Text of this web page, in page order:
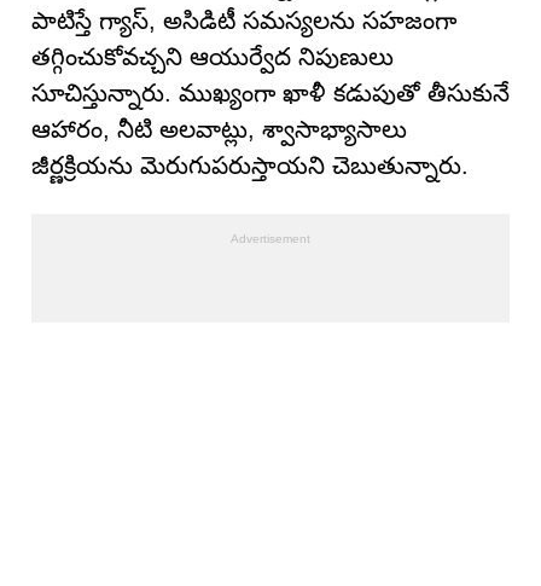
పాటిస్తే గ్యాస్, అసిడిటీ సమస్యలను సహజంగా
తగ్గించుకోవచ్చని ఆయుర్వేద నిపుణులు
సూచిస్తున్నారు. ముఖ్యంగా ఖాళీ కడుపుతో తీసుకునే
ఆహారం, నీటి అలవాట్లు, శ్వాసాభ్యాసాలు
జీర్ణక్రియను మెరుగుపరుస్తాయని చెబుతున్నారు.